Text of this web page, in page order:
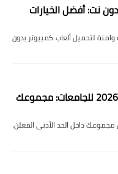
نت: أفضل الخيارات
لتحميل ألعاب كمبيوتر بدون
تنسيق الثانوية العامة 2026 للجامعات: مجموعك
مجموعك داخل الحد الأدنى المعلن،